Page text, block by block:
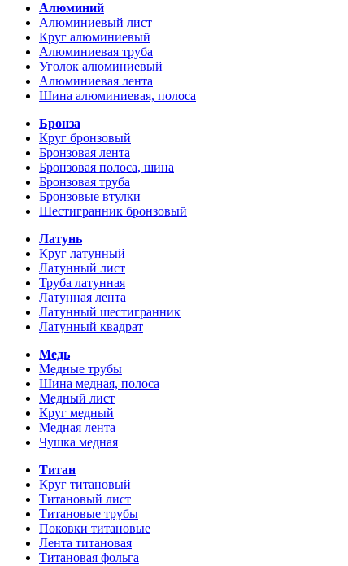
Алюминий
Алюминиевый лист
Круг алюминиевый
Алюминиевая труба
Уголок алюминиевый
Алюминиевая лента
Шина алюминиевая, полоса
Бронза
Круг бронзовый
Бронзовая лента
Бронзовая полоса, шина
Бронзовая труба
Бронзовые втулки
Шестигранник бронзовый
Латунь
Круг латунный
Латунный лист
Труба латунная
Латунная лента
Латунный шестигранник
Латунный квадрат
Медь
Медные трубы
Шина медная, полоса
Медный лист
Круг медный
Медная лента
Чушка медная
Титан
Круг титановый
Титановый лист
Титановые трубы
Поковки титановые
Лента титановая
Титановая фольга